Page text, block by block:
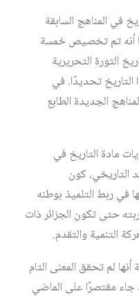
في المناهج السابقة
أنه تم تخصيص خمسة
الثورة التحريرية
تحديدًا. في
الجديدة الطابع
مادة التاريخ في
التاريخي، كون
في ربط التلميذ بوطنه
حتى تكون الجزائر ذات
التنمية والتقدم.
لم تحقق المعنى التام
جاء مقتصرًا على الماضي